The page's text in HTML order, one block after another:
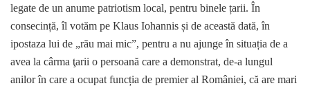
legate de un anume patriotism local, pentru binele țarii. În
consecință, îl votăm pe Klaus Iohannis și de această dată, în
ipostaza lui de „rău mai mic”, pentru a nu ajunge în situația de a
avea la cârma ţarii o persoană care a demonstrat, de-a lungul
anilor în care a ocupat funcția de premier al României, că are mari